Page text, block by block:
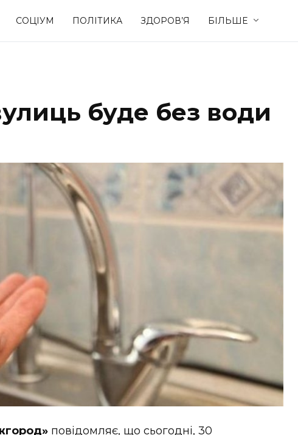
СОЦІУМ ПОЛІТИКА ЗДОРОВ’Я БІЛЬШЕ
Спорт Стиль життя
буде без води
повідомляє, що сьогодні, 30